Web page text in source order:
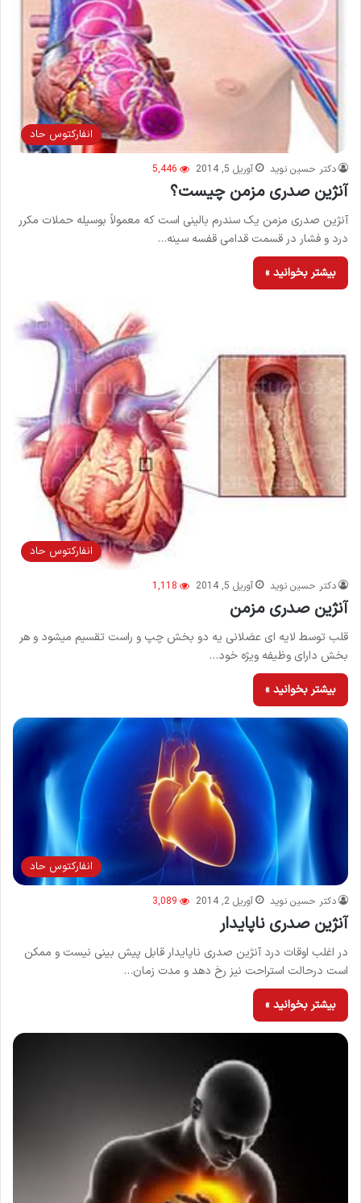
انفاركتوس حاد
دکتر حسین نوید آوریل 5, 2014 5,446
آنژین صدری مزمن چیست؟
آنژین صدری مزمن یک سندرم بالینی است که معمولاً بوسیله حملات مکرر
درد و فشار در قسمت قدامی قفسه سینه…
بیشتر بخوانید »
انفاركتوس حاد
دکتر حسین نوید آوریل 5, 2014 1,118
آنژین صدری مزمن
قلب توسط لایه ای عضلانی یه دو بخش چپ و راست تقسیم میشود و هر
بخش دارای وظیفه ویژه خود…
بیشتر بخوانید »
انفاركتوس حاد
دکتر حسین نوید آوریل 2, 2014 3,089
آنژین صدری ناپایدار
در اغلب اوقات درد آنژین صدری ناپایدار قابل پیش بینی نیست و ممکن
است درحالت استراحت نیز رخ دهد و مدت زمان…
بیشتر بخوانید »